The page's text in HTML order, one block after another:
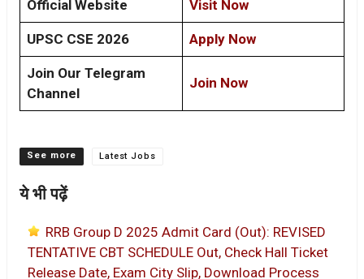
Official Website Visit Now
UPSC CSE 2026 Apply Now
Join Our Telegram
Channel
Join Now
Categories Latest Jobs
ये भी पढ़ें
RRB Group D 2025 Admit Card (Out): REVISED
TENTATIVE CBT SCHEDULE Out, Check Hall Ticket
Release Date, Exam City Slip, Download Process